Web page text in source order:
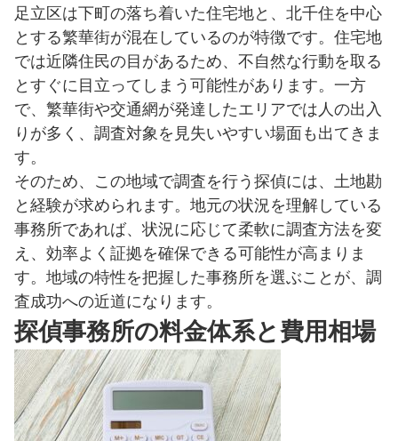
足立区は下町の落ち着いた住宅地と、北千住を中心
とする繁華街が混在しているのが特徴です。住宅地
では近隣住民の目があるため、不自然な行動を取る
とすぐに目立ってしまう可能性があります。一方
で、繁華街や交通網が発達したエリアでは人の出入
りが多く、調査対象を見失いやすい場面も出てきま
す。
そのため、この地域で調査を行う探偵には、土地勘
と経験が求められます。地元の状況を理解している
事務所であれば、状況に応じて柔軟に調査方法を変
え、効率よく証拠を確保できる可能性が高まりま
す。地域の特性を把握した事務所を選ぶことが、調
査成功への近道になります。
探偵事務所の料金体系と費用相場